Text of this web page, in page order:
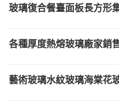
玻璃復合餐臺面板長方形集成灶鋼
各種厚度熱熔玻璃廠家銷
藝術玻璃水紋玻璃海棠花玻璃鉆